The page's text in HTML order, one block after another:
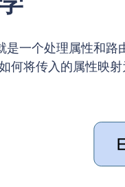
是一个处理属性和路
何将传入的属性映射